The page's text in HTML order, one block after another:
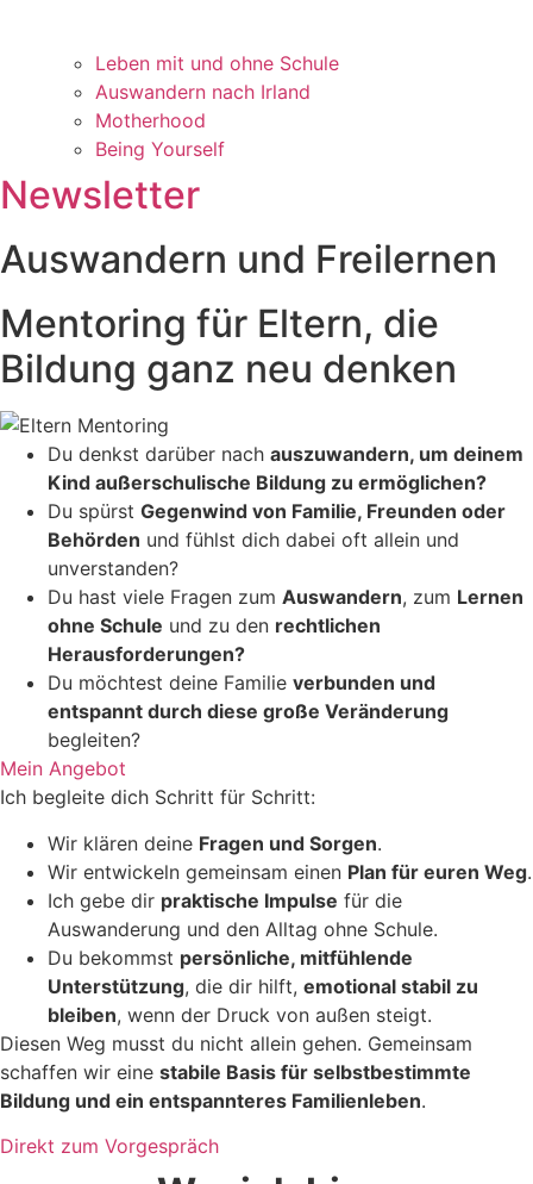
Leben mit und ohne Schule
Auswandern nach Irland
Motherhood
Being Yourself
Newsletter
Auswandern und Freilernen
Mentoring für Eltern, die
Bildung ganz neu denken
Du denkst darüber nach auszuwandern, um deinem
Kind außerschulische Bildung zu ermöglichen?
Du spürst Gegenwind von Familie, Freunden oder
Behörden und fühlst dich dabei oft allein und
unverstanden?
Du hast viele Fragen zum Auswandern, zum Lernen
ohne Schule und zu den rechtlichen
Herausforderungen?
Du möchtest deine Familie verbunden und
entspannt durch diese große Veränderung
begleiten?
Mein Angebot
Ich begleite dich Schritt für Schritt:
Wir klären deine Fragen und Sorgen.
Wir entwickeln gemeinsam einen Plan für euren Weg.
Ich gebe dir praktische Impulse für die
Auswanderung und den Alltag ohne Schule.
Du bekommst persönliche, mitfühlende
Unterstützung, die dir hilft, emotional stabil zu
bleiben, wenn der Druck von außen steigt.
Diesen Weg musst du nicht allein gehen. Gemeinsam
schaffen wir eine stabile Basis für selbstbestimmte
Bildung und ein entspannteres Familienleben.
Direkt zum Vorgespräch